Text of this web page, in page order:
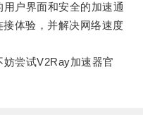
户界面和安全的加速通
体验，并解决网络速度
尝试V2Ray加速器官